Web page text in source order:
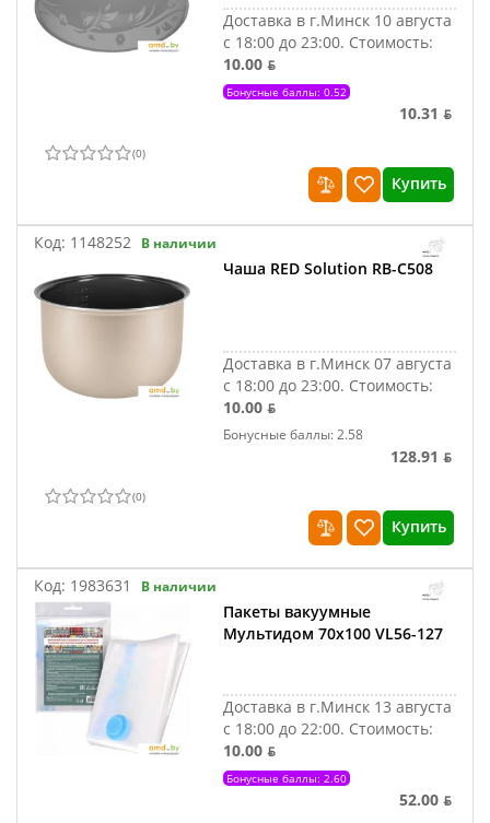
Доставка в г.Минск 10 августа
с 18:00 до 23:00. Стоимость:
10.00 ƃ
Бонусные баллы: 0.52
10.31 ƃ
(0)
Купить
Код: 1148252 В наличии
Чаша RED Solution RB-C508
Доставка в г.Минск 07 августа
с 18:00 до 23:00. Стоимость:
10.00 ƃ
Бонусные баллы: 2.58
128.91 ƃ
(0)
Купить
Код: 1983631 В наличии
Пакеты вакуумные
Мультидом 70х100 VL56-127
Доставка в г.Минск 13 августа
с 18:00 до 22:00. Стоимость:
10.00 ƃ
Бонусные баллы: 2.60
52.00 ƃ